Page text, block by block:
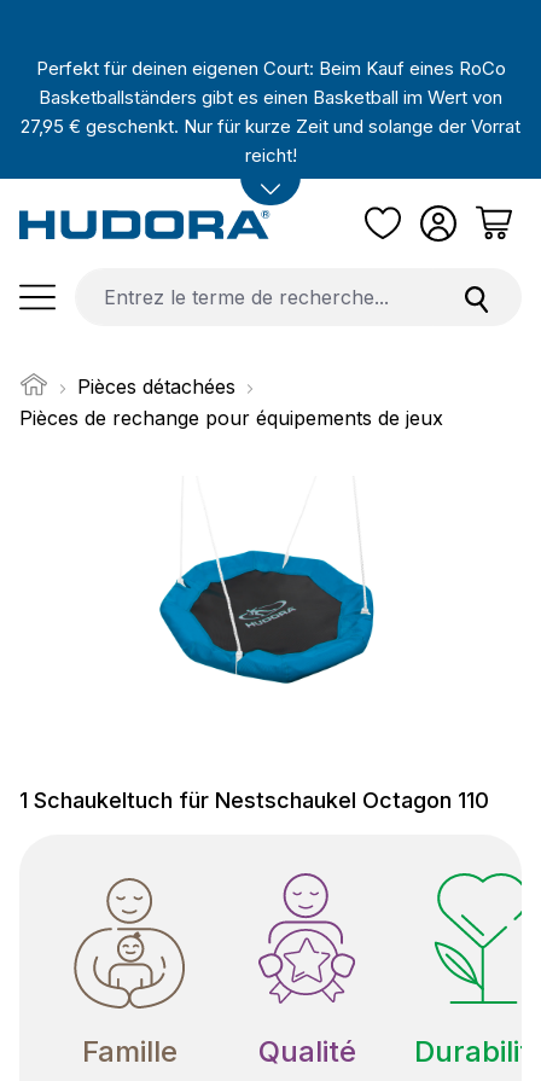
Perfekt für deinen eigenen Court: Beim Kauf eines RoCo
Basketballständers gibt es einen Basketball im Wert von
27,95 € geschenkt. Nur für kurze Zeit und solange der Vorrat
reicht!
Pièces détachées
Pièces de rechange pour équipements de jeux
1 Schaukeltuch für Nestschaukel Octagon 110
Famille Qualité